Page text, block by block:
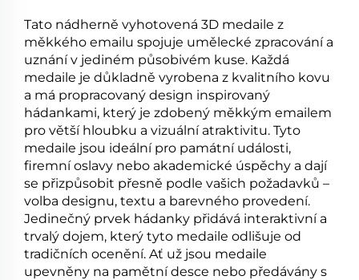
Tato nádherně vyhotovená 3D medaile z
měkkého emailu spojuje umělecké zpracování a
uznání v jediném působivém kuse. Každá
medaile je důkladně vyrobena z kvalitního kovu
a má propracovaný design inspirovaný
hádankami, který je zdobený měkkým emailem
pro větší hloubku a vizuální atraktivitu. Tyto
medaile jsou ideální pro památní události,
firemní oslavy nebo akademické úspěchy a dají
se přizpůsobit přesně podle vašich požadavků –
volba designu, textu a barevného provedení.
Jedinečný prvek hádanky přidává interaktivní a
trvalý dojem, který tyto medaile odlišuje od
tradičních ocenění. Ať už jsou medaile
upevněny na pamětní desce nebo předávány s